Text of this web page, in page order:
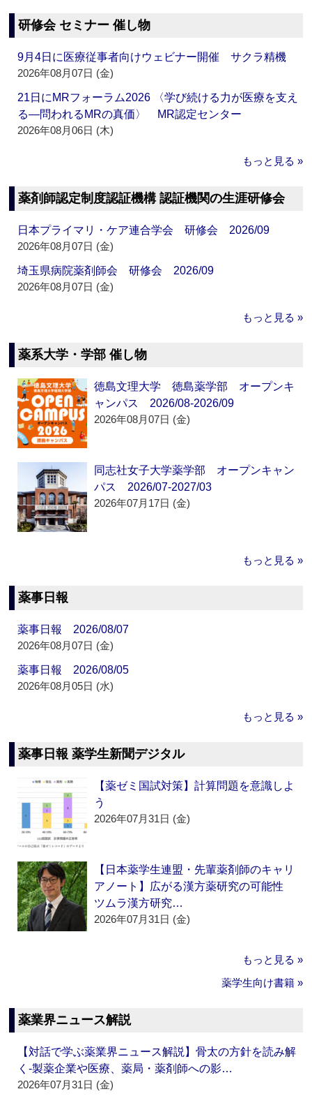
研修会 セミナー 催し物
9月4日に医療従事者向けウェビナー開催 サクラ精機
2026年08月07日 (金)
21日にMRフォーラム2026 〈学び続ける力が医療を支え
る―問われるMRの真価〉 MR認定センター
2026年08月06日 (木)
もっと見る »
薬剤師認定制度認証機構 認証機関の生涯研修会
日本プライマリ・ケア連合学会 研修会 2026/09
2026年08月07日 (金)
埼玉県病院薬剤師会 研修会 2026/09
2026年08月07日 (金)
もっと見る »
薬系大学・学部 催し物
徳島文理大学 徳島薬学部 オープンキ
ャンパス 2026/08-2026/09
2026年08月07日 (金)
同志社女子大学薬学部 オープンキャン
パス 2026/07-2027/03
2026年07月17日 (金)
もっと見る »
薬事日報
薬事日報 2026/08/07
2026年08月07日 (金)
薬事日報 2026/08/05
2026年08月05日 (水)
もっと見る »
薬事日報 薬学生新聞デジタル
【薬ゼミ国試対策】計算問題を意識しよ
う
2026年07月31日 (金)
【日本薬学生連盟・先輩薬剤師のキャリ
アノート】広がる漢方薬研究の可能性
ツムラ漢方研究…
2026年07月31日 (金)
もっと見る »
薬学生向け書籍 »
薬業界ニュース解説
【対話で学ぶ薬業界ニュース解説】骨太の方針を読み解
く‐製薬企業や医療、薬局・薬剤師への影…
2026年07月31日 (金)